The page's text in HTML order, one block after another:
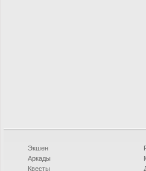
Экшен
Аркады
Квесты